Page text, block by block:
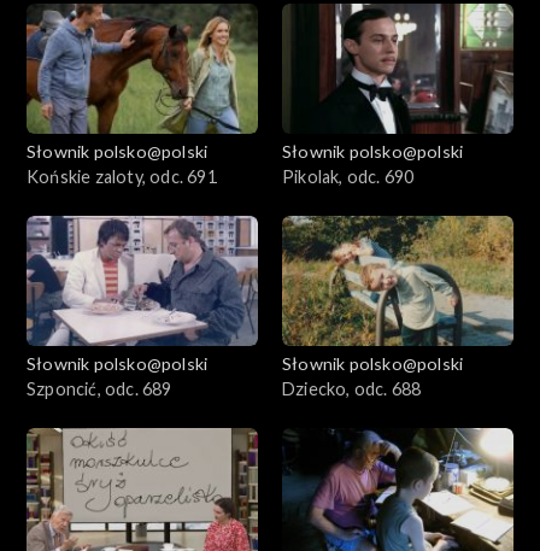
Słownik polsko@polski
Końskie zaloty, odc. 691
Słownik polsko@polski
Pikolak, odc. 690
Słownik polsko@polski
Szponcić, odc. 689
Słownik polsko@polski
Dziecko, odc. 688